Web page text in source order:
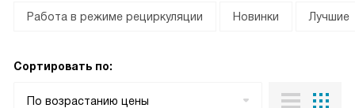
Работа в режиме рециркуляции Новинки Лучшие
Сортировать по:
По возрастанию цены